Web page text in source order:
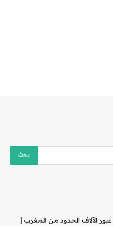
الآلاف الحدود من المغرب |